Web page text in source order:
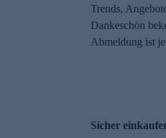
Trends,
Dankeschön
Abmeldung ist
Sicher